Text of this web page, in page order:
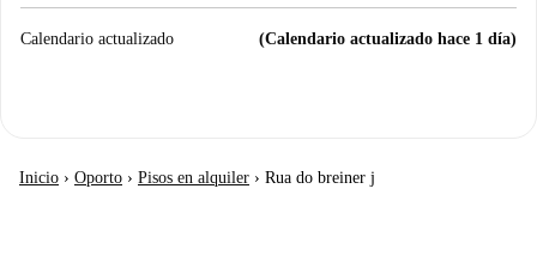
Calendario actualizado (Calendario actualizado hace 1 día)
Inicio › Oporto › Pisos en alquiler › Rua do breiner j